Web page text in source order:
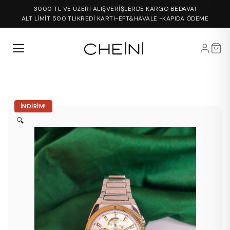
3000 TL VE ÜZERİ ALIŞVERİŞLERDE KARGO BEDAVA!
ALT LİMİT 500 TL!KREDİ KARTI-EFT&HAVALE -KAPIDA ÖDEME
İNDIRIM!
🔍